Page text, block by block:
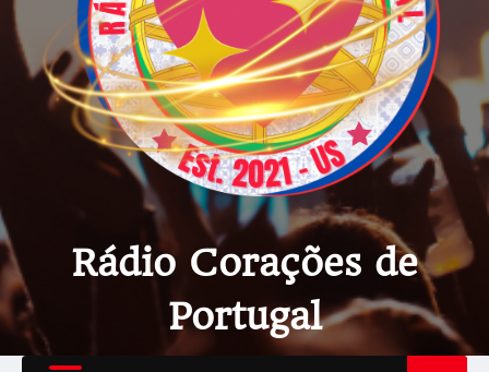
Rádio Corações de
Portugal